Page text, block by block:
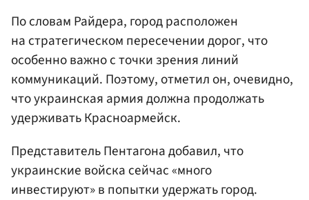
По словам Райдера, город расположен
на стратегическом пересечении дорог, что
особенно важно с точки зрения линий
коммуникаций. Поэтому, отметил он, очевидно,
что украинская армия должна продолжать
удерживать Красноармейск.
Представитель Пентагона добавил, что
украинские войска сейчас «много
инвестируют» в попытки удержать город.